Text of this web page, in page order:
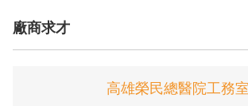
廠商求才
高雄榮民總醫院工務室